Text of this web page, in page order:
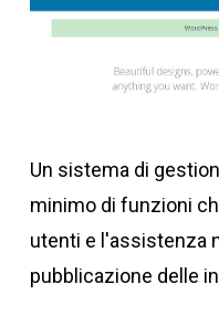
Un sistema di
minimo di funzioni
utenti e l'assistenza
pubblicazione delle